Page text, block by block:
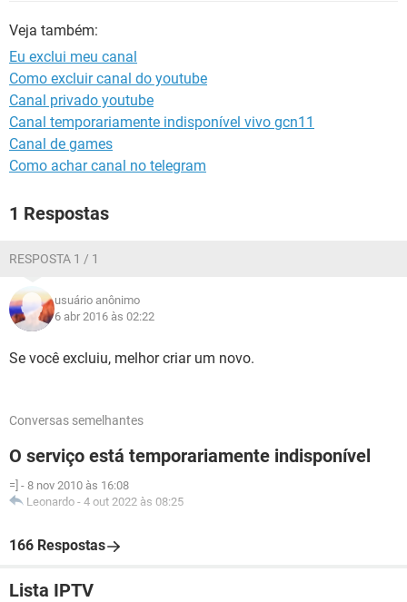
Veja também:
Eu exclui meu canal
Como excluir canal do youtube
Canal privado youtube
Canal temporariamente indisponível vivo gcn11
Canal de games
Como achar canal no telegram
1 Respostas
RESPOSTA 1 / 1
usuário anônimo
6 abr 2016 às 02:22
Se você excluiu, melhor criar um novo.
Conversas semelhantes
O serviço está temporariamente indisponível
=] - 8 nov 2010 às 16:08
Leonardo - 4 out 2022 às 08:25
166 Respostas
Lista IPTV